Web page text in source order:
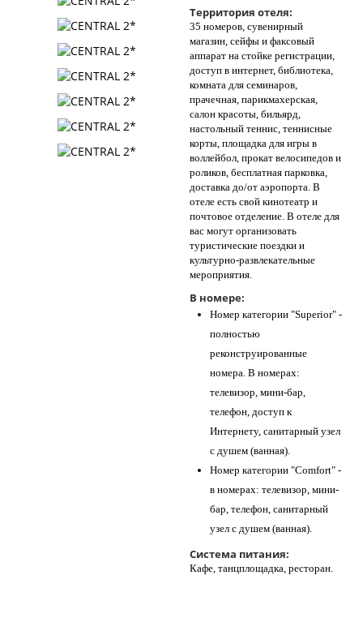
Территория отеля:
35 номеров, сувенирный
магазин, сейфы и факсовый
аппарат на стойке регистрации,
доступ в интернет, библиотека,
комната для семинаров,
прачечная, парикмахерская,
салон красоты, бильярд,
настольный теннис, теннисные
корты, площадка для игры в
воллейбол, прокат велосипедов и
роликов, бесплатная парковка,
доставка до/от аэропорта. В
отеле есть свой кинотеатр и
почтовое отделение. В отеле для
вас могут организовать
туристические поездки и
культурно-развлекательные
мероприятия.
В номере:
Номер категории "Superior" -
полностью
реконструированные
номера. В номерах:
телевизор, мини-бар,
телефон, доступ к
Интернету, санитарный узел
с душем (ванная).
Номер категории "Comfort" -
в номерах: телевизор, мини-
бар, телефон, санитарный
узел с душем (ванная).
Система питания:
Кафе, танцплощадка, ресторан.